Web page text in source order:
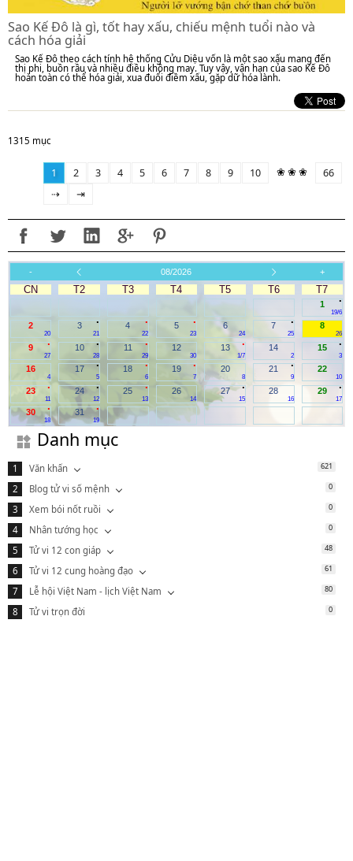
Sao Kế Đô là gì, tốt hay xấu, chiếu mệnh tuổi nào và
cách hóa giải
Sao Kế Đô theo cách tính hệ thống Cửu Diệu vốn là một sao xấu mang đến
thị phi, buồn rầu và nhiều điều không may. Tuy vậy, vận hạn của sao Kế Đô
hoàn toàn có thể hóa giải, xua đuổi điềm xấu, gặp dữ hóa lành.
1315 mục
1 2 3 4 5 6 7 8 9 10 ❀ ❀ ❀
66
⇢
⇥
- 08/2026 +
CN T2 T3 T4 T5 T6 T7
.
1
19/6
2
20
.
3
21
.
4
22
.
5
23
6
24
.
7
25
8
26
.
9
27
.
10
28
.
11
29
12
30
.
13
1/7
14
2
.
15
3
16
4
.
17
5
.
18
6
.
19
7
20
8
.
21
9
22
10
.
23
11
.
24
12
.
25
13
26
14
.
27
15
28
16
.
29
17
.
30
18
.
31
19
Danh mục
Văn khấn 621
Blog tử vi số mệnh 0
Xem bói nốt ruồi 0
Nhân tướng học 0
Tử vi 12 con giáp 48
Tử vi 12 cung hoàng đạo 61
Lễ hội Việt Nam - lịch Việt Nam 80
Tử vi trọn đời 0